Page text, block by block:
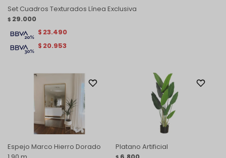
Set Cuadros Texturados Línea Exclusiva
$ 29.000
$ 20.953
$ 23.490
Espejo Marco Hierro Dorado
Platano Artificial